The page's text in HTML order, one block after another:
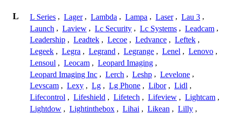
L L Series , Lager , Lambda , Lampa , Laser , Lau 3 ,
Launch , Laview , Lc Security , Lc Systems , Leadcam ,
Leadership , Leadtek , Lecoe , Ledvance , Leftek ,
Legeek , Legra , Legrand , Legrange , Lenel , Lenovo ,
Lensoul , Leocam , Leopard Imaging ,
Leopard Imaging Inc , Lerch , Leshp , Levelone ,
Levscam , Lexy , Lg , Lg Phone , Libor , Lidl ,
Lifecontrol , Lifeshield , Lifetech , Lifeview , Lightcam ,
Lightdow , Lightinthebox , Lihai , Likean , Lilly ,